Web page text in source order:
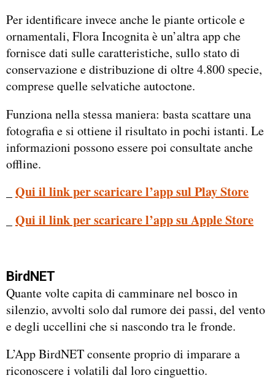
Per identificare invece anche le piante orticole e
ornamentali, Flora Incognita è un’altra app che
fornisce dati sulle caratteristiche, sullo stato di
conservazione e distribuzione di oltre 4.800 specie,
comprese quelle selvatiche autoctone.
Funziona nella stessa maniera: basta scattare una
fotografia e si ottiene il risultato in pochi istanti. Le
informazioni possono essere poi consultate anche
offline.
Qui il link per scaricare l’app sul Play Store
Qui il link per scaricare l’app su Apple Store
BirdNET
Quante volte capita di camminare nel bosco in
silenzio, avvolti solo dal rumore dei passi, del vento
e degli uccellini che si nascondo tra le fronde.
L’App BirdNET consente proprio di imparare a
riconoscere i volatili dal loro cinguettio.